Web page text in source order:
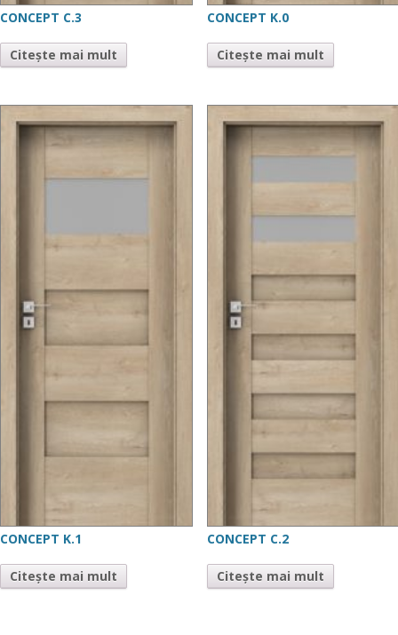
CONCEPT C.3
Citește mai mult
CONCEPT K.0
Citește mai mult
CONCEPT K.1
Citește mai mult
CONCEPT C.2
Citește mai mult